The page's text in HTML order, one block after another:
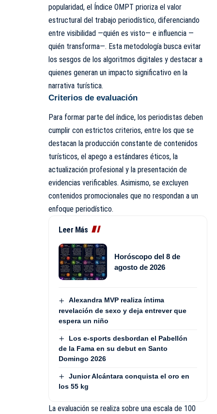
popularidad, el Índice OMPT prioriza el valor
estructural del trabajo periodístico, diferenciando
entre visibilidad —quién es visto— e influencia —
quién transforma—. Esta metodología busca evitar
los sesgos de los algoritmos digitales y destacar a
quienes generan un impacto significativo en la
narrativa turística.
Criterios de evaluación
Para formar parte del índice, los periodistas deben
cumplir con estrictos criterios, entre los que se
destacan la producción constante de contenidos
turísticos, el apego a estándares éticos, la
actualización profesional y la presentación de
evidencias verificables. Asimismo, se excluyen
contenidos promocionales que no respondan a un
enfoque periodístico.
Leer Más
Horóscopo del 8 de
agosto de 2026
Alexandra MVP realiza íntima
revelación de sexo y deja entrever que
espera un niño
Los e-sports desbordan el Pabellón
de la Fama en su debut en Santo
Domingo 2026
Junior Alcántara conquista el oro en
los 55 kg
La evaluación se realiza sobre una escala de 100